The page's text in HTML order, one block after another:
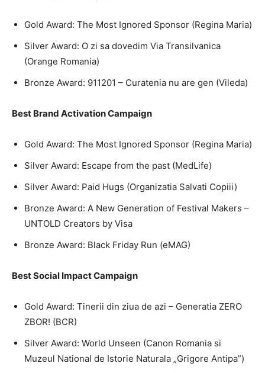
Gold Award: The Most Ignored Sponsor (Regina Maria)
Silver Award: O zi sa dovedim Via Transilvanica
(Orange Romania)
Bronze Award: 911201 – Curatenia nu are gen (Vileda)
Best Brand Activation Campaign
Gold Award: The Most Ignored Sponsor (Regina Maria)
Silver Award: Escape from the past (MedLife)
Silver Award: Paid Hugs (Organizatia Salvati Copiii)
Bronze Award: A New Generation of Festival Makers –
UNTOLD Creators by Visa
Bronze Award: Black Friday Run (eMAG)
Best Social Impact Campaign
Gold Award: Tinerii din ziua de azi – Generatia ZERO
ZBOR! (BCR)
Silver Award: World Unseen (Canon Romania si
Muzeul National de Istorie Naturala „Grigore Antipa”)